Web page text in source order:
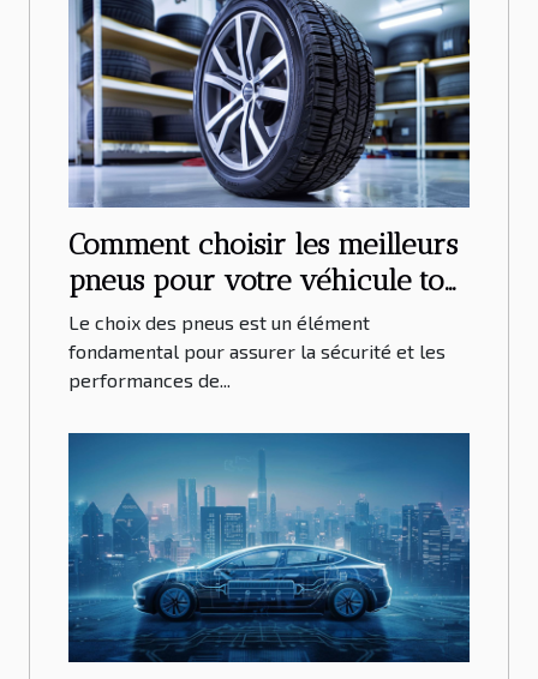
Comment choisir les meilleurs
pneus pour votre véhicule tout
au long de l'année
Le choix des pneus est un élément
fondamental pour assurer la sécurité et les
performances de...